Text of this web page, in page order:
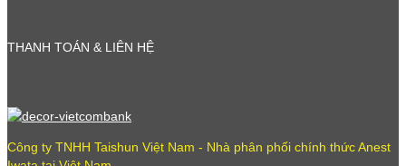
THANH TOÁN & LIÊN HỆ
Công ty TNHH Taishun Việt Nam - Nhà phân phối chính thức Anest